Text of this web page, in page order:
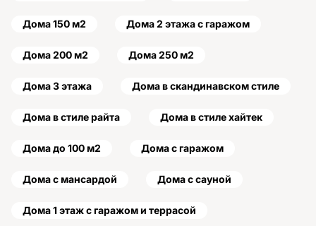
Дома 150 м2 Дома 2 этажа с гаражом
Дома 200 м2 Дома 250 м2
Дома 3 этажа Дома в скандинавском стиле
Дома в стиле райта Дома в стиле хайтек
Дома до 100 м2 Дома с гаражом
Дома с мансардой Дома с сауной
Дома 1 этаж с гаражом и террасой